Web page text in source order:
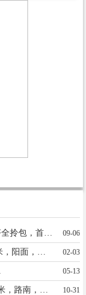
出租：颐和明珠三室，精装，家具家电齐全拎包，首次出租年租18000电话18833928525 09-06
02-03
05-13
10-31